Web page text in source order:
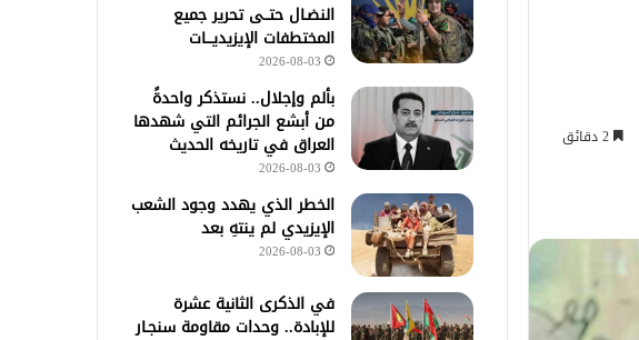
النضـال حتــى تحرير جميع
المختطفات الإيزيديـــات
2026-08-03
بألم وإجلال.. نستذكر واحدةً
من أبشع الجرائم التي شهدها
العراق في تاريخه الحديث
2026-08-03
الخطر الذي يهدد وجود الشعب
الإيزيدي لم ينتهِ بعد
2026-08-03
في الذكرى الثانية عشرة
للإبادة.. وحدات مقاومة سنجـار